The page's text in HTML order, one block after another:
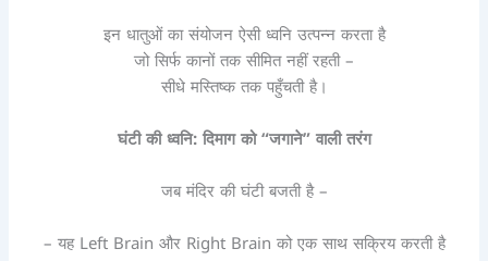
इन धातुओं का संयोजन ऐसी ध्वनि उत्पन्न करता है
जो सिर्फ कानों तक सीमित नहीं रहती –
सीधे मस्तिष्क तक पहुँचती है।
घंटी की ध्वनि: दिमाग को “जगाने” वाली तरंग
जब मंदिर की घंटी बजती है –
– यह Left Brain और Right Brain को एक साथ सक्रिय करती है